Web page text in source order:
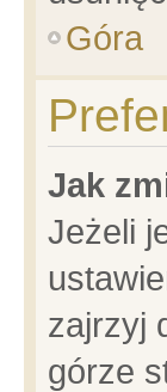
Góra
Jak
Jeżeli
zajrzyj
górze